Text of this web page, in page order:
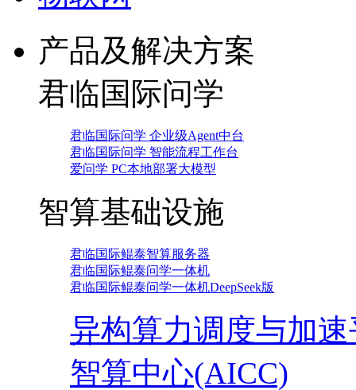
产品及解决方案
君临国际问学
君临国际问学 企业级Agent中台
君临国际问学 智能流程工作台
爱问学 PC本地部署大模型
智算基础设施
君临国际鲲泰智算服务器
君临国际鲲泰问学一体机
君临国际鲲泰问学一体机DeepSeek版
异构算力调度与加
智算中心(AICC)